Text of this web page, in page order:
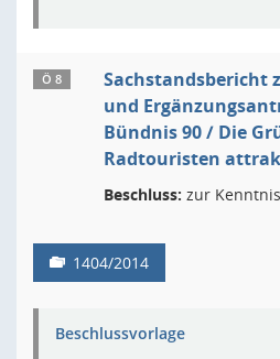
Ö 8
Sachstandsbericht
und
Bündnis 90 / Die
Radtouristen
Beschluss: zur
1404/2014
Beschlussvorlage